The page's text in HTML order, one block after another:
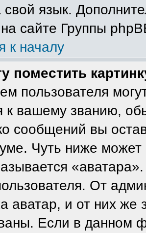
язык.
сайте Группы
к началу
поместить
пользователя
к вашему званию,
сообщений вы
Чуть ниже может
От
аватар, и от них же
Если в данном